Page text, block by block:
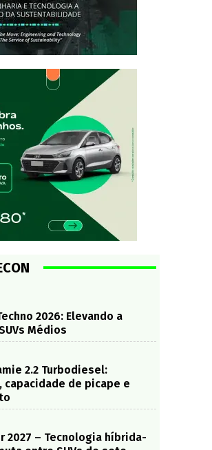
2026: Elevando a
Médios
2.2 Turbodiesel:
capacidade de picape e
2027 – Tecnologia híbrida-